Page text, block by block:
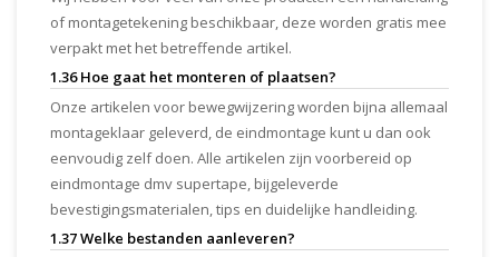
of montagetekening beschikbaar, deze worden gratis mee
verpakt met het betreffende artikel.
1.36 Hoe gaat het monteren of plaatsen?
Onze artikelen voor bewegwijzering worden bijna allemaal
montageklaar geleverd, de eindmontage kunt u dan ook
eenvoudig zelf doen. Alle artikelen zijn voorbereid op
eindmontage dmv supertape, bijgeleverde
bevestigingsmaterialen, tips en duidelijke handleiding.
1.37 Welke bestanden aanleveren?